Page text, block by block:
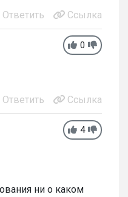
Ответить Ссылка
0
Ответить Ссылка
4
ни о каком